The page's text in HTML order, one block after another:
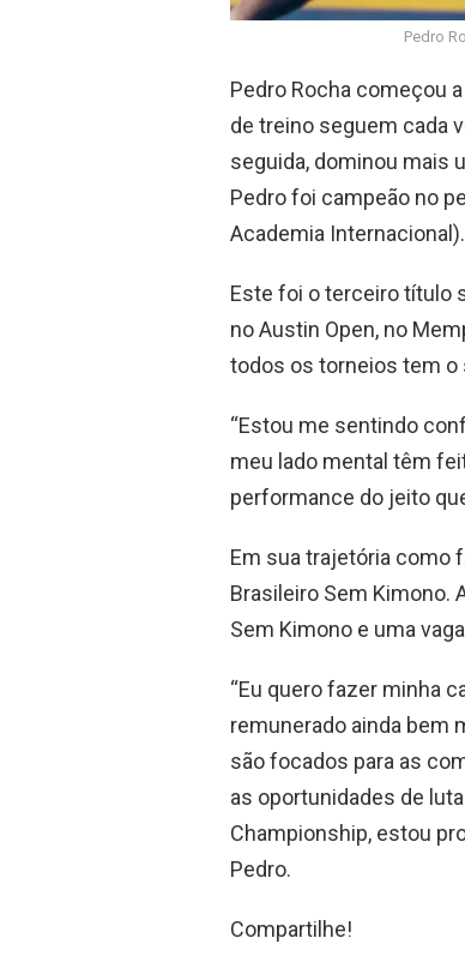
Pedro
Pedro Rocha começou
de treino seguem cada
seguida, dominou mais
Pedro foi campeão no
Academia Internacional).
Este foi o terceiro título
no Austin Open, no
todos os torneios tem o
“Estou me sentindo
meu lado mental têm
performance do jeito
Em sua trajetória como
Brasileiro Sem Kimono.
Sem Kimono e uma
“Eu quero fazer minha
remunerado ainda bem
são focados para as
as oportunidades de
Championship, estou
Pedro.
Compartilhe!